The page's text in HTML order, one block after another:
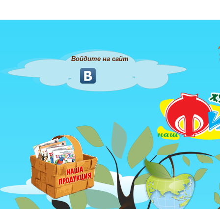
Войдите на сайт